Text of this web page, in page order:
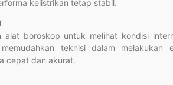
kelistrikan tetap stabil.
alat boroskop untuk melihat kondisi
teknisi dalam melakukan
cepat dan akurat.